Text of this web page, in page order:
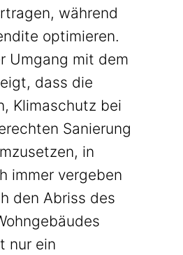
während
optimieren.
Umgang mit dem
dass die
Klimaschutz bei
Sanierung
in
immer vergeben
den Abriss des
nur ein